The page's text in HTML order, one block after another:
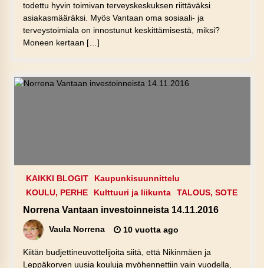
todettu hyvin toimivan terveyskeskuksen riittäväksi
asiakasmääräksi. Myös Vantaan oma sosiaali- ja
terveystoimiala on innostunut keskittämisestä, miksi?
Moneen kertaan […]
KAIKKI BLOGIT
Kaupunkisuunnittelu
KOULU, PERHE
Kulttuuri ja liikunta TALOUS, SOTE
Norrena Vantaan investoinneista 14.11.2016
Vaula Norrena 10 vuotta ago
Kiitän budjettineuvottelijoita siitä, että Nikinmäen ja
Leppäkorven uusia kouluja myöhennettiin vain vuodella,